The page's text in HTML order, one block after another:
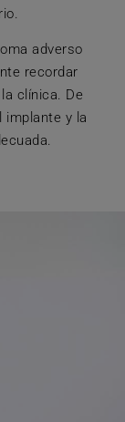
adverso
recordar
clínica. De
implante y la